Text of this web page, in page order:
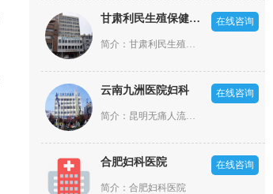
甘肃利民生殖保健医院
简介：甘肃利民生殖保健医院是一家集医疗、预防、保健、咨询为一体的现代化人流类疾病医院。多年来，甘肃利民生殖保健医院始终坚持“一切以患者为中心”的服务理念，不仅为女性提供妇科疾病治疗、预防体检、心理咨询等医疗服务，还推行绿色人文医疗，开展“门诊一站式”服务，悉心体恤女性心灵，让女性在保健院感受到家的温馨与呵护。
在线咨询
云南九洲医院妇科
简介：昆明无痛人流医院哪家好?意外怀孕了,在昆明做无痛人流手术,来云南九洲医院妇科,云南九洲医院妇科是昆明地区正规的无痛人流医院,是您做妇科手术,治疗妇科疾病好的选择.
在线咨询
合肥妇科医院
简介：合肥妇科医院
在线咨询